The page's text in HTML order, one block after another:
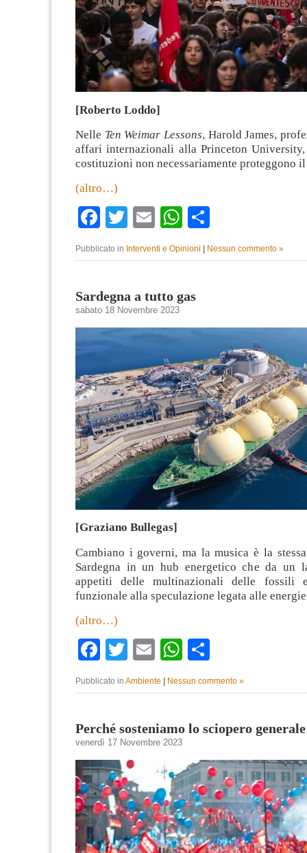
[Roberto Loddo]
Nelle Ten Weimar Lessons, Harold James,
affari internazionali alla Princeton
costituzioni non necessariamente proteggono il
(altro…)
Facebook
TwitterEmailWhatsApp
Pubblicato in Interventi e Opinioni Nessun commento »
Sardegna a tutto gas
sabato 18 Novembre 2023
[Graziano Bullegas]
Cambiano i governi, ma la musica è la
Sardegna in un hub energetico che da un
appetiti delle multinazionali delle fossili
funzionale alla speculazione legata alle
(altro…)
Facebook
TwitterEmailWhatsApp
Pubblicato in Ambiente Nessun commento »
Perché sosteniamo lo sciopero generale
venerdì 17 Novembre 2023